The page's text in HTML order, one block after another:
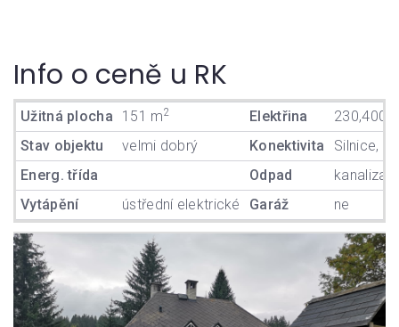
Info o ceně u RK
Užitná plocha 151 m2 Elektřina
230,400 V
Stav objektu
velmi dobrý Konektivita
Silnice,
Energ. třída
Odpad
Vytápění
ústřední elektrické Garáž ne